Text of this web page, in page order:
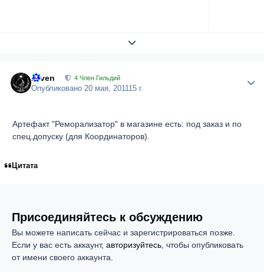
Развернуть обзор темы
Arven 4 Член Гильдий
Опубликовано20 мая, 201115 г.
Артефакт "Реморализатор" в магазине есть: под заказ и по
спец.допуску (для Координаторов).
Цитата
Присоединяйтесь к обсуждению
Вы можете написать сейчас и зарегистрироваться позже.
Если у вас есть аккаунт, авторизуйтесь, чтобы опубликовать
от имени своего аккаунта.